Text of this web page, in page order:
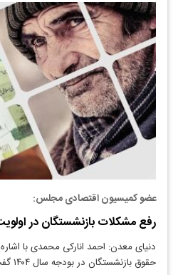
عضو کمیسیون اقتصادی مجلس:
رفع مشکلات بازنشستگان در
دنیای معدن: احمد انارکی محمدی با
حقوق بازنشستگان در بودجه سال ۱۴۰۴ گفت: رفع مشکلات…